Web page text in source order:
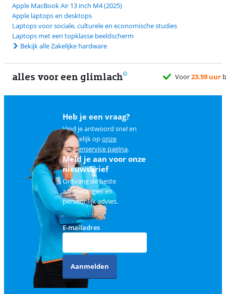
Apple MacBook Air 13 inch M4 (2025)
Apple laptops en desktops
Laptops voor sociale, culturele en economische studies
Laptops met een topklasse beeldscherm
Bekijk alle Zakelijke hardware
alles voor een glimlach
Heb je een vraag?
Vind je antwoord snel en
makkelijk oponze
klantenservice pagina.
Meld je aan voor onze
nieuwsbrief
Ontvang de beste
aanbiedingen en
persoonlijk advies.
E-mailadres
Aanmelden